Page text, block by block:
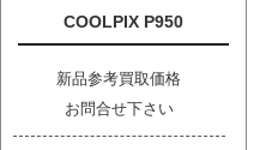
COOLPIX P950
新品参考買取価格
お問合せ下さい